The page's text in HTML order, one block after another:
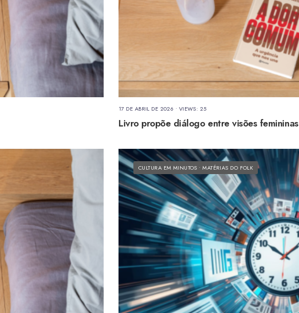
17 DE ABRIL DE 2026 • VIEWS: 25
Livro propõe diálogo entre visões femininas
CULTURA EM MINUTOS •MATÉRIAS DO FOLK